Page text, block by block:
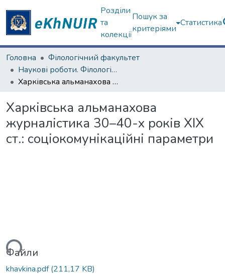
Розділи
та
колекції
Пошук за
критеріями
Статистика
Головна
Філологічний факультет
Наукові роботи. Філологічний факультет
Харківська альманахова журналістика 30–40-х років ХІХ ст.: соціокомунікаційні параметри
Харківська альманахова
журналістика 30–40-х років ХІХ
ст.: соціокомунікаційні параметри
Файли
khavkina.pdf(211,17 KB)